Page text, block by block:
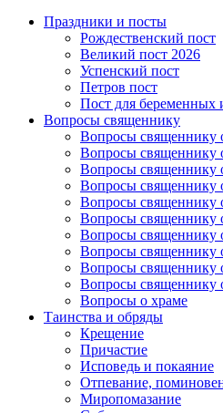
Праздники и посты
Рождественский пост
Великий пост 2026
Успенский пост
Петров пост
Пост для беременных
Вопросы священнику
Вопросы священнику
Вопросы священнику
Вопросы священнику
Вопросы священнику
Вопросы священнику
Вопросы священнику
Вопросы священнику
Вопросы священнику
Вопросы священнику
Вопросы священнику
Вопросы о храме
Таинства и обряды
Крещение
Причастие
Исповедь и покаяние
Отпевание,
Миропомазание